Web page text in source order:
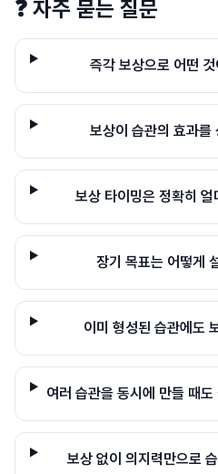
❓ 자주 묻는 질문
즉각 보상으로 어떤
보상이 습관의 효과를
보상 타이밍은 정확히
장기 목표는 어떻게
이미 형성된 습관에도
여러 습관을 동시에 만들 때
보상 없이 의지력만으로